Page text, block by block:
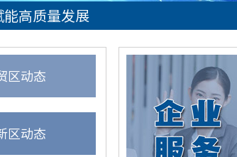
高质量发展
区动态
区动态